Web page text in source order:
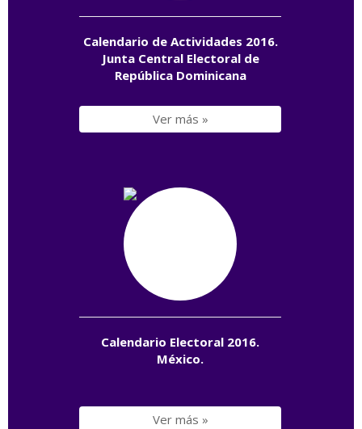
Calendario de Actividades 2016.
Junta Central Electoral de
República Dominicana
Ver más »
Calendario Electoral 2016.
México.
Ver más »